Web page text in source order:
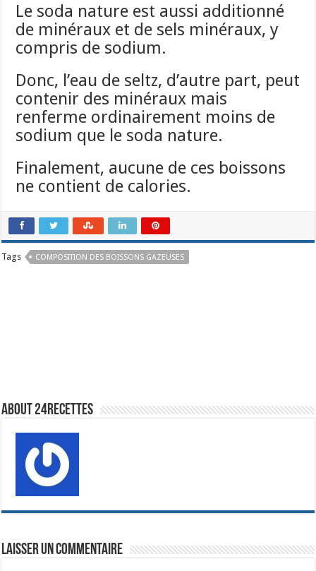
Le soda nature est aussi additionné
de minéraux et de sels minéraux, y
compris de sodium.
Donc, l’eau de seltz, d’autre part, peut
contenir des minéraux mais
renferme ordinairement moins de
sodium que le soda nature.
Finalement, aucune de ces boissons
ne contient de calories.
Tags COMPOSITION DES BOISSONS GAZEUSES
About 24recettes
Laisser un commentaire